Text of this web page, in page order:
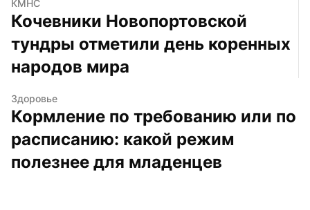
КМНС
Кочевники Новопортовской
тундры отметили день коренных
народов мира
Здоровье
Кормление по требованию или по
расписанию: какой режим
полезнее для младенцев